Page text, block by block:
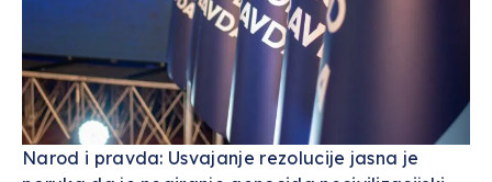
Narod i pravda: Usvajanje rezolucije jasna je